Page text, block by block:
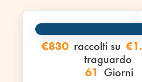
€830 raccolti su
traguardo
61 Giorni